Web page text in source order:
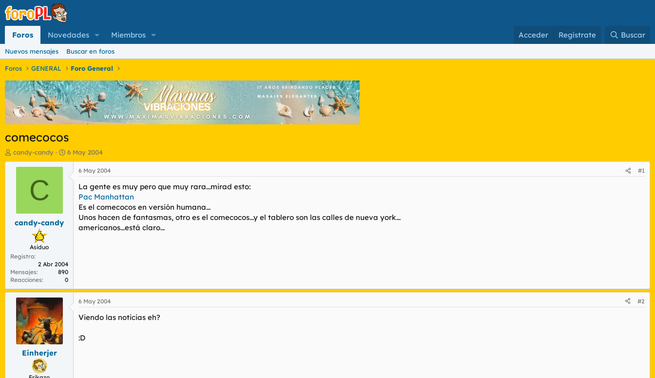
Foros Novedades Miembros Acceder Regístrate Buscar
Nuevos mensajes Buscar en foros
Foros GENERAL Foro General
comecocos
I
n
o
r
t
m
a
candy-candy
F
e
h
6 May 2004
C
candy-candy
Asiduo
Registro
2 Abr 2004
Mensajes
890
Reacciones
0
6 May 2004 #1
La gente es muy pero que muy rara...mirad esto:
Pac Manhattan
Es el comecocos en versión humana...
Unos hacen de fantasmas, otro es el comecocos...y el tablero son las calles de nueva york...
americanos...está claro...
Einherjer
6 May 2004 #2
Viendo las noticias eh?
:D